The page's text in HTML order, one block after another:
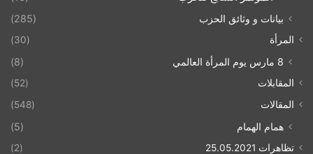
بيانات و وثائق الحزب (285)
المرأة (30)
8 مارس يوم المرأة العالمي (8)
المقابلات
(52)
المقالات
(548)
همام الهمام (5)
تظاهرات 25.05.2021
(2)